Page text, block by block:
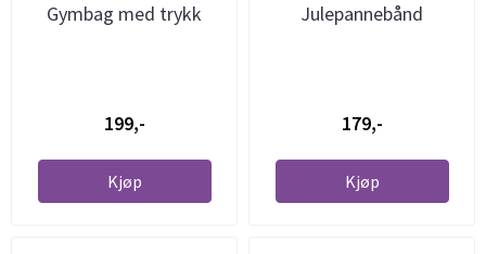
Gymbag med trykk
199,-
Kjøp
Julepannebånd
179,-
Kjøp